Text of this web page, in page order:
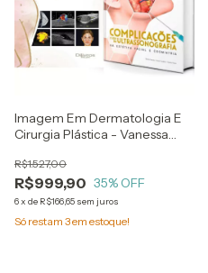
Imagem Em Dermatologia E
Cirurgia Plástica - Vanessa
Complicações E Uso Da
Ultrassonografia Na Estética
Facial E Cosmiatria - Gisele
Donola
R$999,90
R$1.527,00
35% OFF
6x de R$166,65 sem juros
Só restam 3em estoque!